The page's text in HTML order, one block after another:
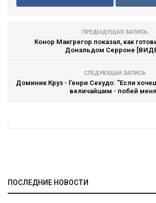
ПРЕДЫДУЩАЯ ЗАПИСЬ
Конор Макгрегор показал, как
Дональдом Серроне
СЛЕДУЮЩАЯ ЗАПИСЬ
Доминик Круз - Генри Сехудо: "Если
величайшим - побей
ПОСЛЕДНИЕ НОВОСТИ